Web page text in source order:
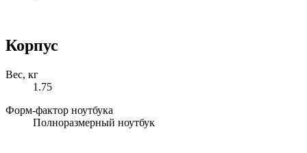
Корпус
Вес, кг
1.75
Форм-фактор ноутбука
Полноразмерный ноутбук